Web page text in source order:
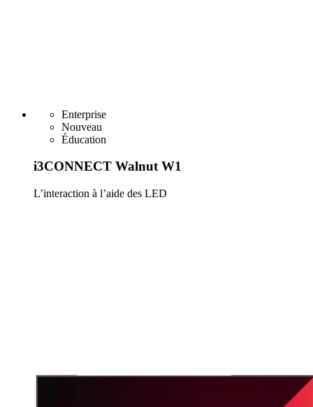
Enterprise
Nouveau
Éducation
i3CONNECT Walnut W1
L’interaction à l’aide des LED